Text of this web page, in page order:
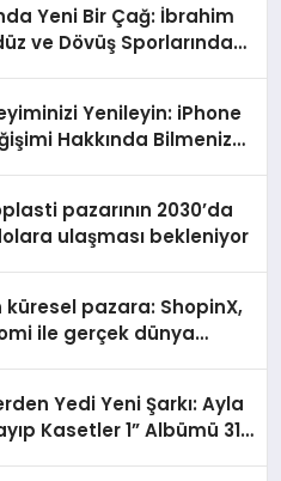
Yeni Bir Çağ: İbrahim
ve Dövüş Sporlarında
Yenileyin: iPhone
Hakkında Bilmeniz
pazarının 2030’da
ulaşması bekleniyor
küresel pazara: ShopinX,
ile gerçek dünya
Yedi Yeni Şarkı: Ayla
Kasetler 1” Albümü 31